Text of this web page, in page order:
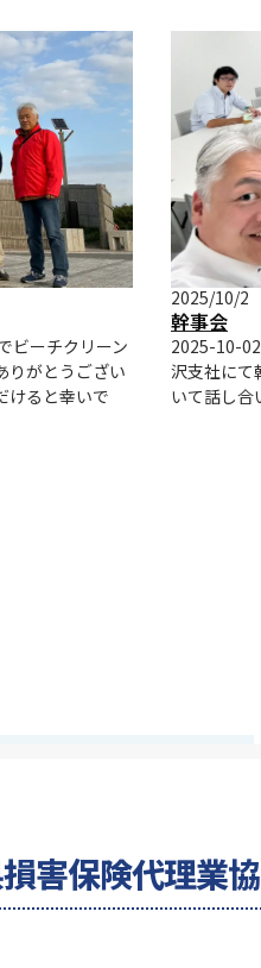
ーチクリーン
りがとうござい
けると幸いで
2025/10/2
幹事会
2025-10-
沢支社にて
いて話し合
害保険代理業